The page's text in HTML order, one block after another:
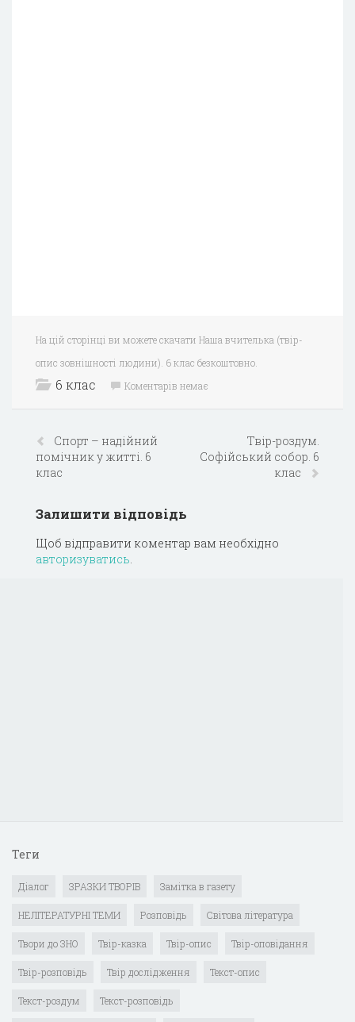
На цій сторінці ви можете скачати Наша вчителька (твір-
опис зовнішності людини). 6 клас безкоштовно.
6 клас Коментарів немає
Спорт – надійний
помічник у житті. 6
клас
Твiр-роздум.
Софiйський собор. 6
клас
Залишити відповідь
Щоб відправити коментар вам необхідно
авторизуватись.
Теги
Діалог ЗРАЗКИ ТВОРІВ Замітка в газету
НЕЛІТЕРАТУРНІ ТЕМИ Розповідь Світова література
Твори до ЗНО Твір-казка Твір-опис Твір-оповідання
Твір-розповідь Твір дослідження Текст-опис
Текст-роздум Текст-розповідь